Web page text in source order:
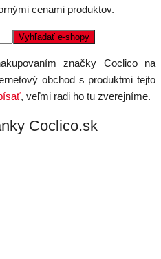
cenami produktov.
značky Coclico na
obchod s produktmi tejto
, veľmi radi ho tu zverejníme.
Coclico.sk